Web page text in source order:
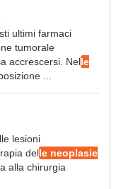
ultimi farmaci
tumorale
accrescersi. Nelle
...
lesioni
delle neoplasie
alla chirurgia